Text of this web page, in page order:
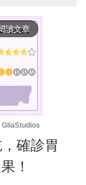
讀文章
M
u
t
GliaStudios
確診胃
！